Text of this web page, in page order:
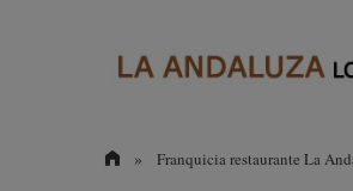
» Franquicia restaurante La